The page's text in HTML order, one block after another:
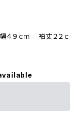
４９ｃｍ 袖丈２２ｃ